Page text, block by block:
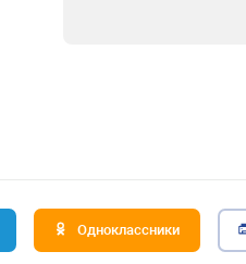
Одноклассники